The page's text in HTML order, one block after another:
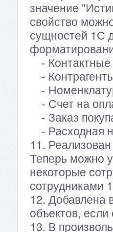
значение
свойство
сущностей 1С
-
-
-
- Счет на
- Заказ
- Расходная
11.
Теперь можно
некоторые
сотрудниками
12. Добавлена
объектов,
13. В